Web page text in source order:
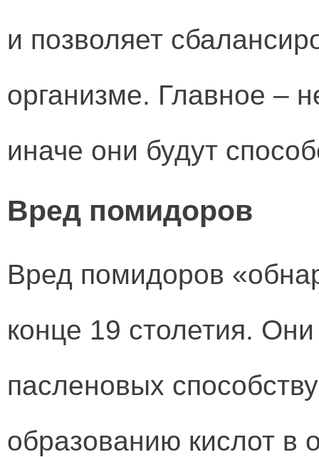
и позволяет
организме. Главное –
иначе они будут
Вред помидоров
Вред помидоров
конце 19 столетия.
пасленовых
образованию кислот в